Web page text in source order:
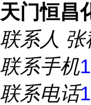
天门恒昌
联系人 张
联系手机
联系电话